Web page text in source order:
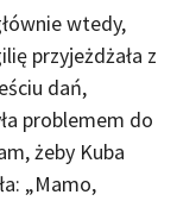
wtedy,
przyjeżdżała z
dań,
problemem do
żeby Kuba
„Mamo,